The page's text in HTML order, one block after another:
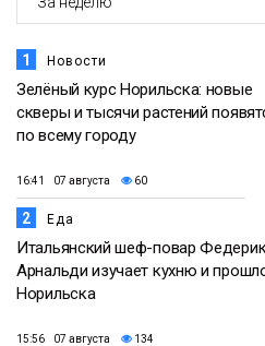
1 Новости
Зелёный курс Норильска: новые
скверы и тысячи растений
по всему городу
16:41 07 августа 60
2 Еда
Итальянский шеф-повар
Арнальди изучает кухню и
Норильска
15:56 07 августа 134